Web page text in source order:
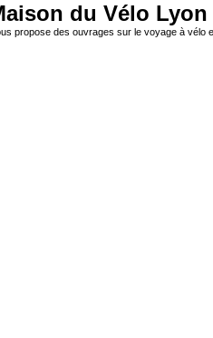
du Vélo Lyon
propose des ouvrages sur le voyage à